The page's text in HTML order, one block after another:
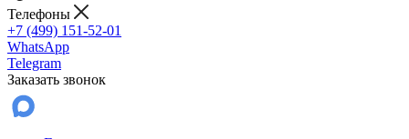
Телефоны
+7 (499) 151-52-01
WhatsApp
Telegram
Заказать звонок